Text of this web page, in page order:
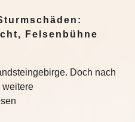
Felsenbühne
Doch nach
weitere